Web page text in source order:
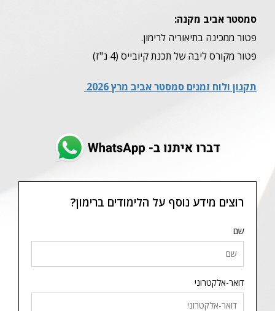
סמסטר אביב מקנה:
פטור ממכינה בתיאוריה לרימון.
פטור מקורס ליבה של תכנת קיובייס (4 נ"ז)
תקנון ולוח זמנים סמסטר אביב מרץ 2026
רוצים מידע נוסף על הלימודים ברימון?
שם
דואר-אלקטרוני